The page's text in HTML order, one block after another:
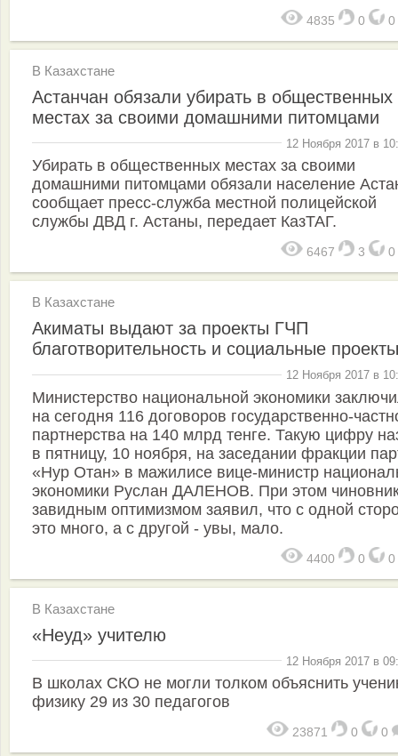
4835 0 0
В Казахстане
Астанчан обязали убирать в общественных
местах за своими домашними питомцами
12 Ноября 2017 в
Убирать в общественных местах за своими
домашними питомцами обязали население
сообщает пресс-служба местной полицейской
службы ДВД г. Астаны, передает КазТАГ.
6467 3 0
В Казахстане
Акиматы выдают за проекты ГЧП
благотворительность и социальные проекты
12 Ноября 2017 в
Министерство национальной экономики
на сегодня 116 договоров государственно-
партнерства на 140 млрд тенге. Такую цифру
в пятницу, 10 ноября, на заседании фракции
«Нур Отан» в мажилисе вице-министр
экономики Руслан ДАЛЕНОВ. При этом
завидным оптимизмом заявил, что с одной
это много, а с другой - увы, мало.
4400 0 0
В Казахстане
«Неуд» учителю
12 Ноября 2017 в
В школах СКО не могли толком объяснить
физику 29 из 30 педагогов
23871 0 0